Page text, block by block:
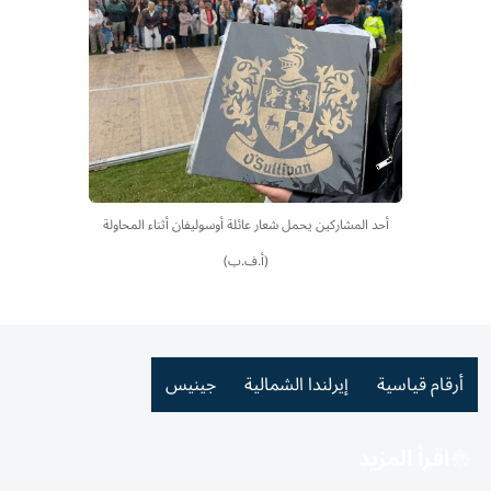
أحد المشاركين يحمل شعار عائلة أوسوليفان أثناء المحاولة
(أ.ف.ب)
أرقام قياسية إيرلندا الشمالية جينيس